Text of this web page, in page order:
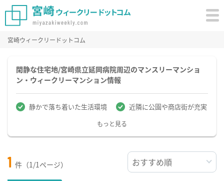
宮崎ウィークリードットコム
閑静な住宅地/宮崎県立延岡病院周辺のマンスリーマンショ
ン・ウィークリーマンション情報
静かで落ち着いた生活環境 近隣に公園や商店街が充実
もっと見る
1 件（1/1ページ）